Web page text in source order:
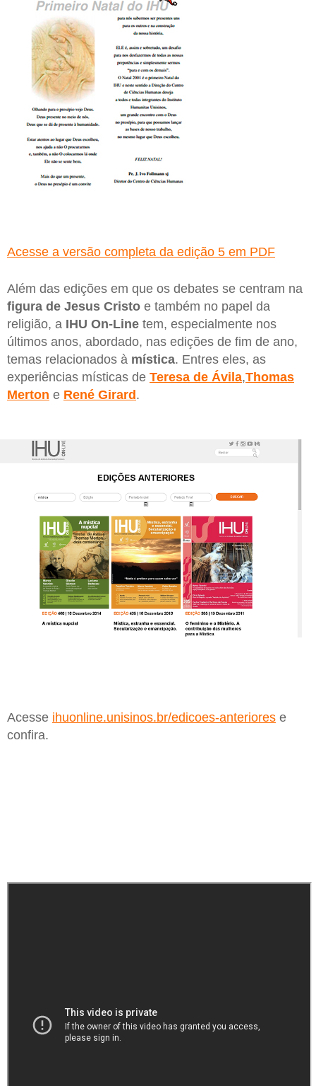
Acesse a versão completa da edição 5 em PDF
Além das edições em que os debates se centram na
figura de Jesus Cristo e também no papel da
religião, a IHU On-Line tem, especialmente nos
últimos anos, abordado, nas edições de fim de ano,
temas relacionados à mística. Entres eles, as
experiências místicas de Teresa de Ávila,Thomas
Merton e René Girard .
Acesse ihuonline.unisinos.br/edicoes-anteriores e
confira.